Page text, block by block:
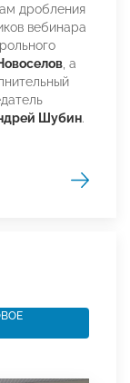
дробления
вебинара
, а
Шубин.